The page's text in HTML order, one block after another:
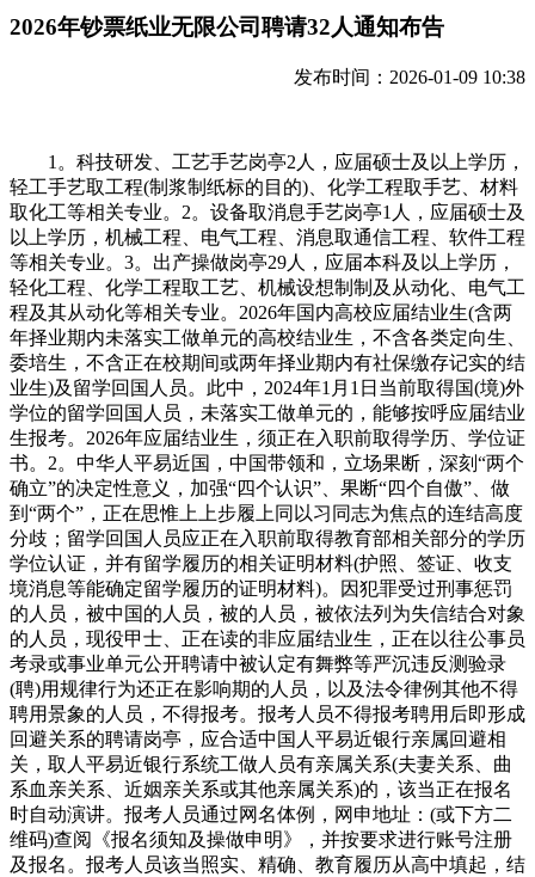
2026年钞票纸业无限公司聘请32人通知布告
发布时间：2026-01-09 10:38
1。科技研发、工艺手艺岗亭2人，应届硕士及以上学历，
轻工手艺取工程(制浆制纸标的目的)、化学工程取手艺、材料
取化工等相关专业。2。设备取消息手艺岗亭1人，应届硕士及
以上学历，机械工程、电气工程、消息取通信工程、软件工程
等相关专业。3。出产操做岗亭29人，应届本科及以上学历，
轻化工程、化学工程取工艺、机械设想制制及从动化、电气工
程及其从动化等相关专业。2026年国内高校应届结业生(含两
年择业期内未落实工做单元的高校结业生，不含各类定向生、
委培生，不含正在校期间或两年择业期内有社保缴存记实的结
业生)及留学回国人员。此中，2024年1月1日当前取得国(境)外
学位的留学回国人员，未落实工做单元的，能够按呼应届结业
生报考。2026年应届结业生，须正在入职前取得学历、学位证
书。2。中华人平易近国，中国带领和，立场果断，深刻“两个
确立”的决定性意义，加强“四个认识”、果断“四个自傲”、做
到“两个”，正在思惟上上步履上同以习同志为焦点的连结高度
分歧；留学回国人员应正在入职前取得教育部相关部分的学历
学位认证，并有留学履历的相关证明材料(护照、签证、收支
境消息等能确定留学履历的证明材料)。因犯罪受过刑事惩罚
的人员，被中国的人员，被的人员，被依法列为失信结合对象
的人员，现役甲士、正在读的非应届结业生，正在以往公事员
考录或事业单元公开聘请中被认定有舞弊等严沉违反测验录
(聘)用规律行为还正在影响期的人员，以及法令律例其他不得
聘用景象的人员，不得报考。报考人员不得报考聘用后即形成
回避关系的聘请岗亭，应合适中国人平易近银行亲属回避相
关，取人平易近银行系统工做人员有亲属关系(夫妻关系、曲
系血亲关系、近姻亲关系或其他亲属关系)的，该当正在报名
时自动演讲。报考人员通过网名体例，网申地址：(或下方二
维码)查阅《报名须知及操做申明》，并按要求进行账号注册
及报名。报考人员该当照实、精确、教育履历从高中填起，结